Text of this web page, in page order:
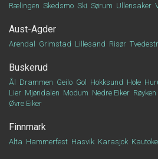
Rælingen Skedsmo Ski Sørum Ullensaker
Aust-Agder
Arendal Grimstad Lillesand Risør
Buskerud
Ål Drammen Geilo Gol Hokksund Hole
Lier Mjøndalen Modum Nedre Eiker Røyken
Øvre Eiker
Finnmark
Alta Hammerfest Hasvik Karasjok